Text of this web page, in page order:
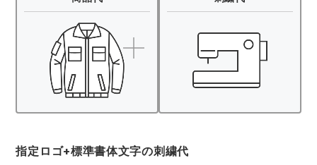
指定ロゴ+標準書体文字の刺繍代